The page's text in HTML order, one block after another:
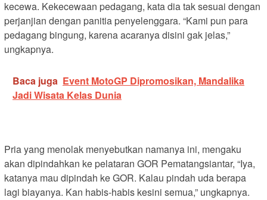
kecewa. Kekecewaan pedagang, kata dia tak sesuai dengan
perjanjian dengan panitia penyelenggara. “Kami pun para
pedagang bingung, karena acaranya disini gak jelas,”
ungkapnya.
Baca juga Event MotoGP Dipromosikan, Mandalika
Jadi Wisata Kelas Dunia
Pria yang menolak menyebutkan namanya ini, mengaku
akan dipindahkan ke pelataran GOR Pematangsiantar, “Iya,
katanya mau dipindah ke GOR. Kalau pindah uda berapa
lagi biayanya. Kan habis-habis kesini semua,” ungkapnya.